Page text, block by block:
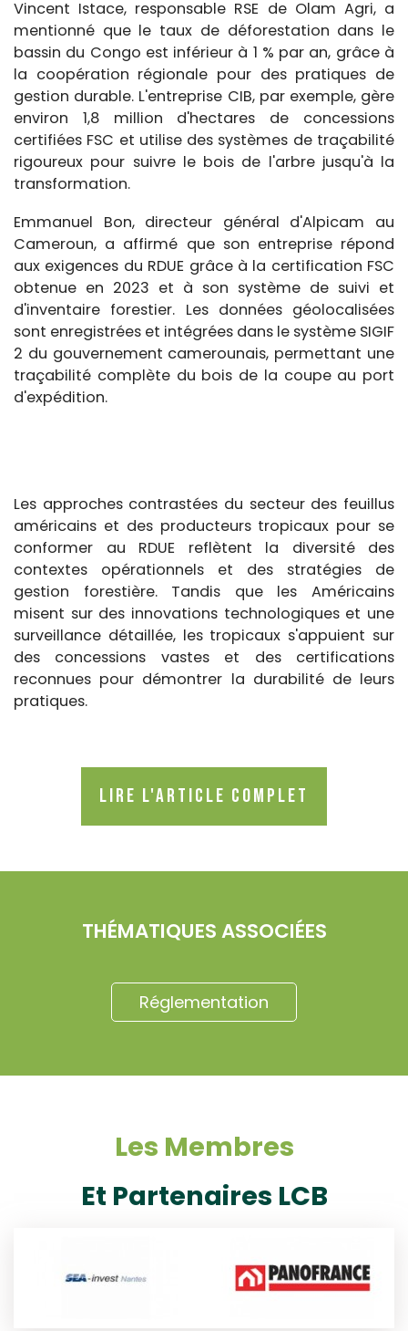
Vincent Istace, responsable RSE de Olam Agri, a
mentionné que le taux de déforestation dans le
bassin du Congo est inférieur à 1 % par an, grâce à
la coopération régionale pour des pratiques de
gestion durable. L'entreprise CIB, par exemple, gère
environ 1,8 million d'hectares de concessions
certifiées FSC et utilise des systèmes de traçabilité
rigoureux pour suivre le bois de l'arbre jusqu'à la
transformation.
Emmanuel Bon, directeur général d'Alpicam au
Cameroun, a affirmé que son entreprise répond
aux exigences du RDUE grâce à la certification FSC
obtenue en 2023 et à son système de suivi et
d'inventaire forestier. Les données géolocalisées
sont enregistrées et intégrées dans le système SIGIF
2 du gouvernement camerounais, permettant une
traçabilité complète du bois de la coupe au port
d'expédition.
Les approches contrastées du secteur des feuillus
américains et des producteurs tropicaux pour se
conformer au RDUE reflètent la diversité des
contextes opérationnels et des stratégies de
gestion forestière. Tandis que les Américains
misent sur des innovations technologiques et une
surveillance détaillée, les tropicaux s'appuient sur
des concessions vastes et des certifications
reconnues pour démontrer la durabilité de leurs
pratiques.
Lire l'article complet
THÉMATIQUES ASSOCIÉES
Réglementation
Les Membres
Et Partenaires LCB